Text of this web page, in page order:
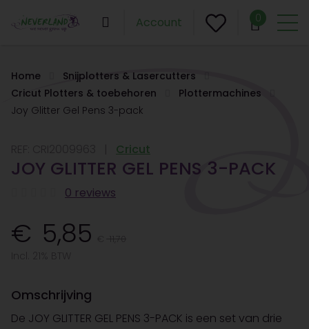
Account 0
Home
Snijplotters & Lasercutters
Cricut Plotters & toebehoren
Plottermachines
Joy Glitter Gel Pens 3-pack
Cricut
JOY GLITTER GEL PENS 3-PACK
0 reviews
5,85
Omschrijving
De JOY GLITTER GEL PENS 3-PACK is een set van drie